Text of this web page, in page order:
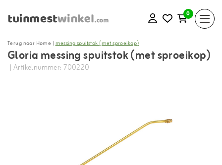
0
Terug naar Home |messing spuitstok (met sproeikop)
Gloria messing spuitstok (met sproeikop)
| Artikelnummer: 700220